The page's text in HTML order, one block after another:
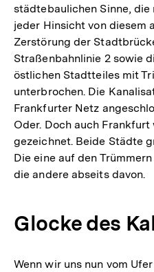
städtebaulichen Sinne, die
jeder Hinsicht von diesem
Zerstörung der
Straßenbahnlinie 2 sowie
östlichen Stadtteiles mit
unterbrochen. Die
Frankfurter Netz
Oder. Doch auch
gezeichnet. Beide Städte
Die eine auf den
die andere abseits davon.
Glocke des
Wenn wir uns nun vom